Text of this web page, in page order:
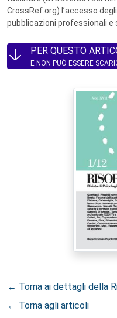
CrossRef.org) l’accesso
pubblicazioni professionali e
PER QUESTO
E NON PUÒ ESSERE
← Torna ai dettagli della
← Torna agli articoli